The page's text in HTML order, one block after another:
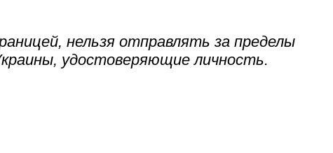
нельзя отправлять за пределы
удостоверяющие личность.